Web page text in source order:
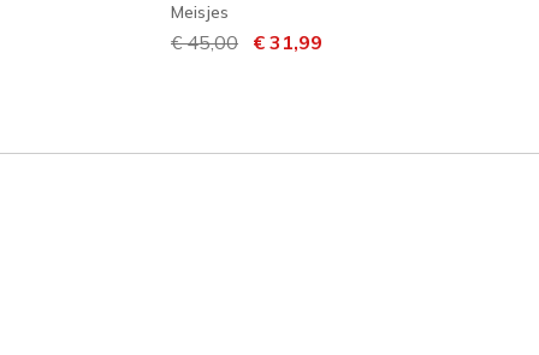
Meisjes
Prijs verlaagd van
€ 45,00 naar
€ 31,99